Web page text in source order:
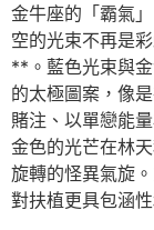
金牛座的「霸氣
空的光束不再是
**。藍色光束與
的太極圖案，像
賭注、以單戀能
金色的光芒在林
旋轉的怪異氣旋
對扶植更具包涵